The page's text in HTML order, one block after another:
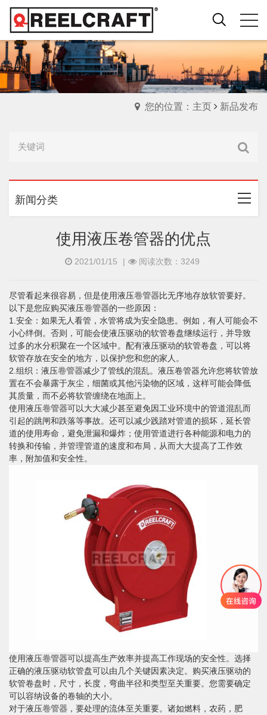
您的位置：主页 新品发布
新闻分类
使用液压卷管器的优点
2021/01/15 | 阅读次数：3249
尽管看起来很容易，但是使用液压卷管器比无序地存放软管要好。
以下是您应购买液压卷管器的一些原因：
1.安全：如果无人看管，水管将成为安全隐患。例如，有人可能会不
小心绊倒。否则，可能会使液压驱动的软管卷盘继续运行，并导致
过多的水分积聚在一个区域中。配有液压驱动的软管卷盘，可以将
软管存放在安全的地方，以保护您和您的家人。
2.组织：液压卷管器减少了管线的混乱。液压卷管器允许您将软管放
置在不会暴露于灰尘，细菌或其他污染物的区域，这样可能会降低
其质量，而不必将软管缠绕在地面上。
使用液压卷管器可以大大减少甚至避免因工业环境中的管道混乱而
引起的跳闸和跌落等事故。还可以减少践踏对管道的损坏，延长管
道的使用寿命，避免泄漏和爆炸；使用管道进行各种能源和电力的
转换和传输，并管理管道的速度和布局，从而大大提高了工作效
率，附加值和安全性。
使用液压卷管器可以提高生产效率并提高工作现场的安全性。选择
正确的液压驱动软管盘可以由几个关键因素决定。购买液压驱动的
软管卷盘时，尺寸，长度，弯曲半径和类型至关重要。您需要确定
可以容纳设备的卷轴的大小。
对于液压卷管器 ，要处理的流体至关重要。诸如燃料，农药，肥